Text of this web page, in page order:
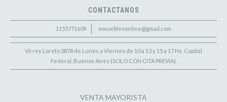
CONTACTANOS
1155771609 emueblesonline@gmail.com
Virrey Loreto 2878 de Lunes a Viernes de 10 a 13 y 15 a 17 Hs. Capital
Federal, Buenos Aires (SOLO CON CITA PREVIA).
VENTA MAYORISTA